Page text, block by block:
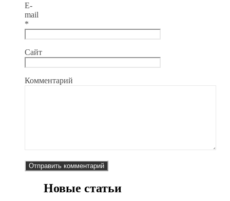
E-
mail
*
Сайт
Комментарий
Новые статьи